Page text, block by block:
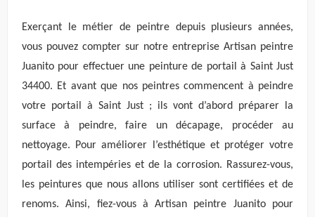
Exerçant le métier de peintre depuis plusieurs années,
vous pouvez compter sur notre entreprise Artisan peintre
Juanito pour effectuer une peinture de portail à Saint Just
34400. Et avant que nos peintres commencent à peindre
votre portail à Saint Just ; ils vont d’abord préparer la
surface à peindre, faire un décapage, procéder au
nettoyage. Pour améliorer l’esthétique et protéger votre
portail des intempéries et de la corrosion. Rassurez-vous,
les peintures que nous allons utiliser sont certifiées et de
renoms. Ainsi, fiez-vous à Artisan peintre Juanito pour